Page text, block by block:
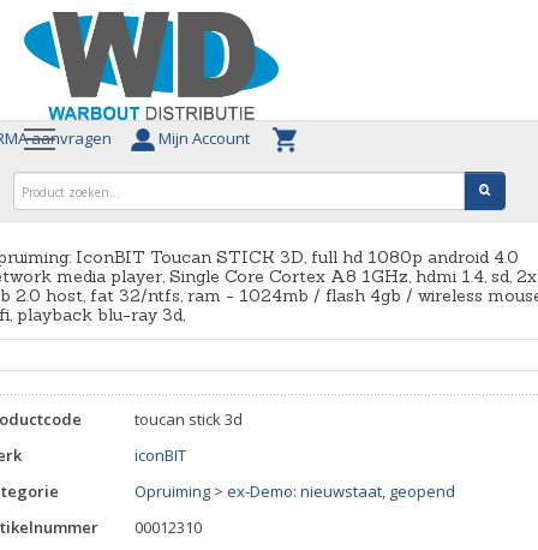
aanvragen Mijn Account
IconBIT Toucan STICK 3D, full hd 1080p android 4.0
media player, Single Core Cortex A8 1GHz, hdmi 1.4, sd, 2x
2.0 host, fat 32/ntfs, ram - 1024mb / flash 4gb / wireless
playback blu-ray 3d,
toucan stick 3d
iconBIT
Opruiming > ex-Demo: nieuwstaat, geopend
00012310